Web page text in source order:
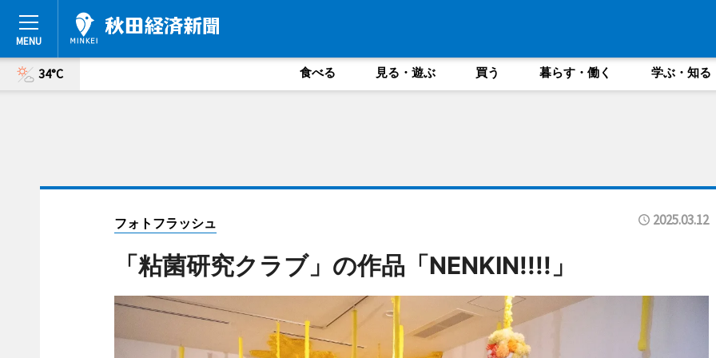
34°C 食べる 見る・遊ぶ 買う 暮らす・働く 学ぶ・知る
フォトフラッシュ 2025.03.12
「粘菌研究クラブ」の作品「NENKIN!!!!」